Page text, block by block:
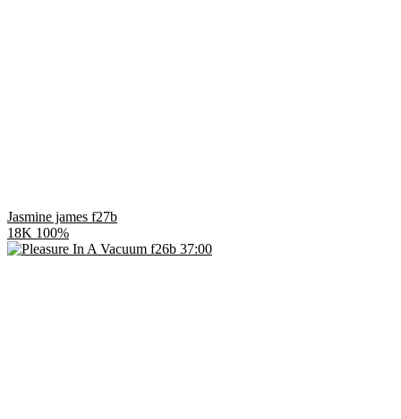
Jasmine james f27b
18K 100%
37:00